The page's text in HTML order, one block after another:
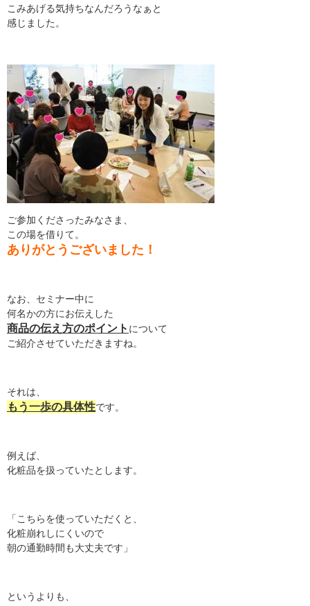
こみあげる気持ちなんだろうなぁと
感じました。
ご参加くださったみなさま、
この場を借りて。
ありがとうございました！
なお、セミナー中に
何名かの方にお伝えした
商品の伝え方のポイント について
ご紹介させていただきますね。
それは、
もう一歩の具体性です。
例えば、
化粧品を扱っていたとします。
「こちらを使っていただくと、
化粧崩れしにくいので
朝の通勤時間も大丈夫です」
というよりも、